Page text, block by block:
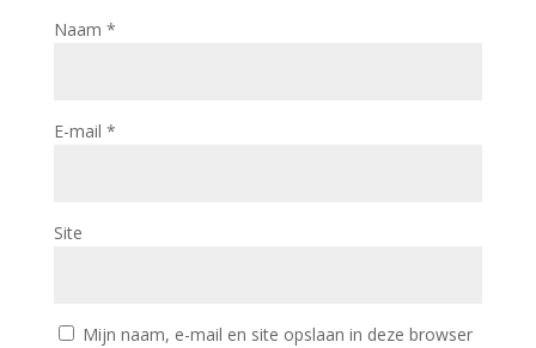
Naam *
E-mail *
Site
Mijn naam, e-mail en site opslaan in deze browser